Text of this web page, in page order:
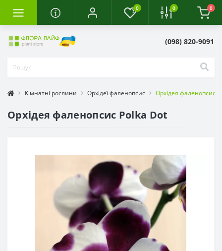
0 0 0
(098) 820-9091
Кімнатні рослини Орхідеї фаленопсис Орхідея фаленопсис
Орхідея фаленопсис Polka Dot